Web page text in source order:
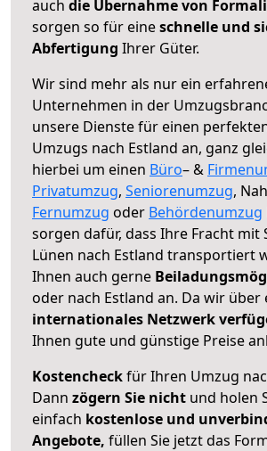
auch die Übernahme von
sorgen so für eineschnelle und
Abfertigung Ihrer Güter.
Wir sind mehr als nur ein
Unternehmen in der
unsere Dienste für einen
Umzugs nach Estland an, ganz
hierbei um einen Büro– &
Privatumzug, Seniorenumzug,
Fernumzug oder Behördenumzug
sorgen dafür, dass Ihre Fracht mit
Lünen nach Estland transportiert
Ihnen auch gerne
oder nach Estland an. Da wir über
internationales Netzwerk
Ihnen gute und günstige Preise
Kostencheckfür Ihren Umzug
Dann zögern Sie nicht und holen
einfach kostenlose und
Angebote, füllen Sie jetzt das